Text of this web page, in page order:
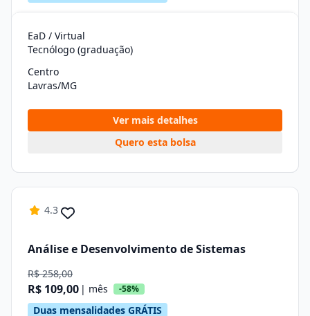
EaD / Virtual
Tecnólogo (graduação)
Centro
Lavras/MG
Ver mais detalhes
Quero esta bolsa
4.3
Análise e Desenvolvimento de Sistemas
R$ 258,00
R$ 109,00 | mês -58%
Duas mensalidades GRÁTIS